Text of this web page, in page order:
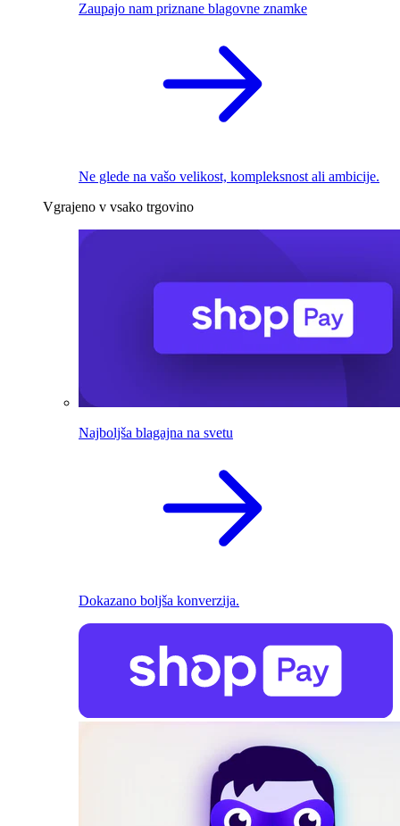
Zaupajo nam priznane blagovne znamke
Ne glede na vašo velikost, kompleksnost ali ambicije.
Vgrajeno v vsako trgovino
Najboljša blagajna na svetu
Dokazano boljša konverzija.